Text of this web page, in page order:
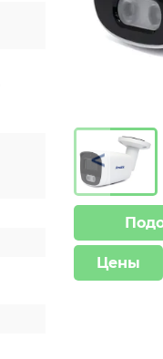
>
Цены